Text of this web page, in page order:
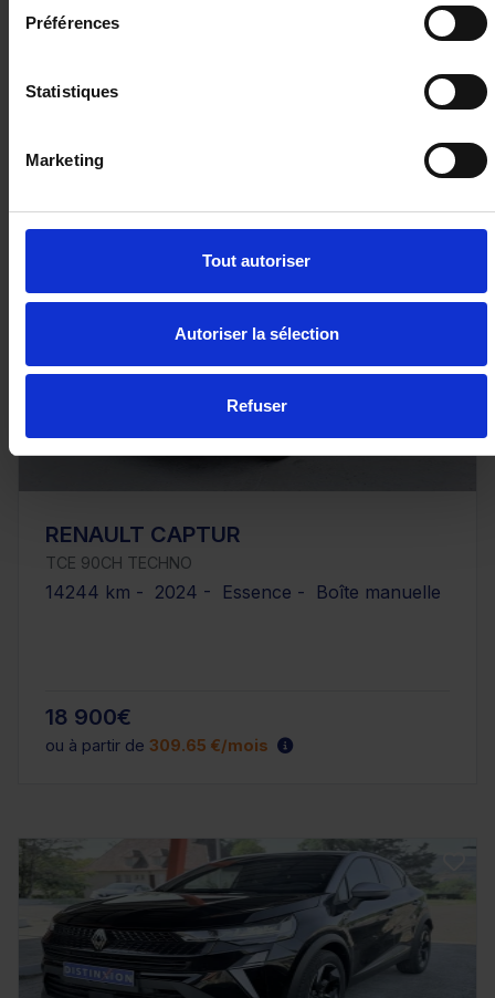
Préférences
Statistiques
Marketing
Tout autoriser
Autoriser la sélection
Refuser
53 km - 2025 - Essence Hybride - Boîte auto
ou à partir de
RENAULT CAPTUR
TCE 90CH TECHNO
14244 km - 2024 - Essence - Boîte manuelle
18 900€
ou à partir de 309.65 €/mois